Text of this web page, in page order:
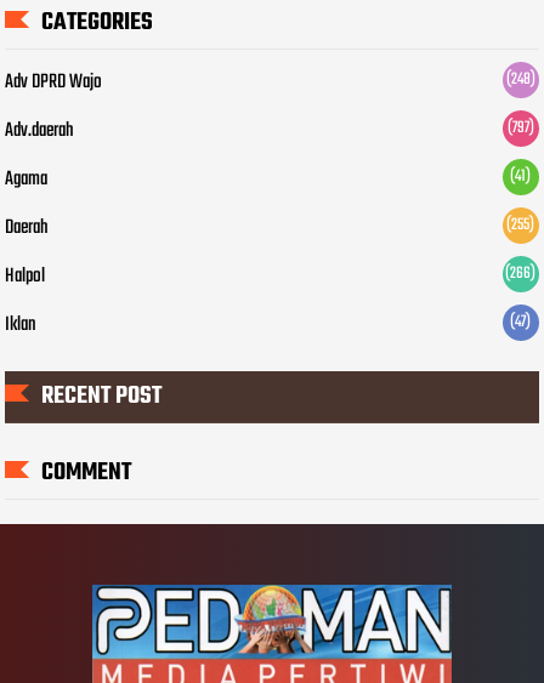
CATEGORIES
Adv DPRD Wajo (248)
Adv.daerah (797)
Agama (41)
Daerah (255)
Halpol (266)
Iklan (47)
RECENT POST
COMMENT